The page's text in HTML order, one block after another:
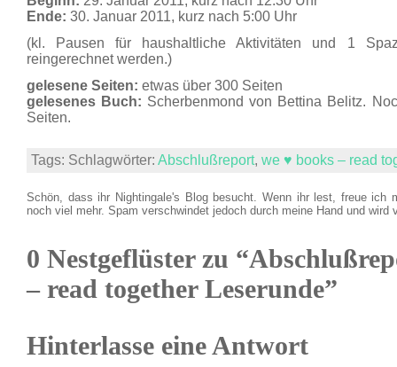
Ende: 30. Januar 2011, kurz nach 5:00 Uhr
(kl. Pausen für haushaltliche Aktivitäten und 1
reingerechnet werden.)
gelesene Seiten: etwas über 300 Seiten
gelesenes Buch: Scherbenmond von Bettina Belitz.
Seiten.
Tags: Schlagwörter: Abschlußreport, we ♥ books – read
Schön, dass ihr Nightingale's Blog besucht. Wenn ihr lest, freue ich
noch viel mehr. Spam verschwindet jedoch durch meine Hand und wird
0 Nestgeflüster zu
– read together Leserunde”
Hinterlasse eine Antwort